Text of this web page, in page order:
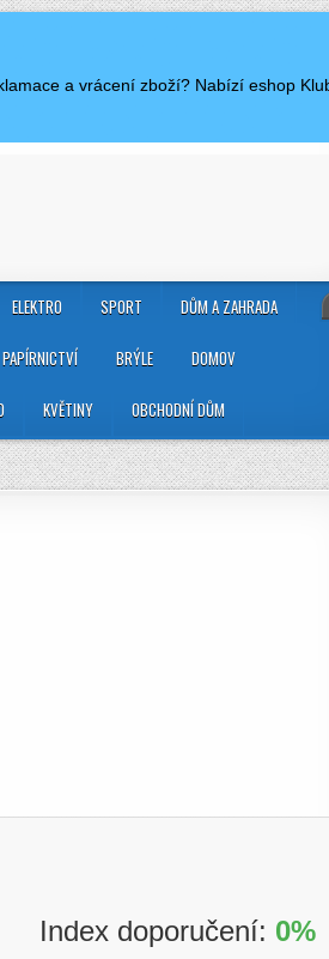
a vrácení zboží? Nabízí eshop
ELEKTRO SPORT DŮM A ZAHRADA
PAPÍRNICTVÍ BRÝLE DOMOV
KVĚTINY OBCHODNÍ DŮM
Index doporučení: 0%